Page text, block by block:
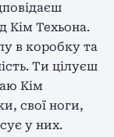
Кім Техьона.
в коробку та
Ти цілуєш
Кім
свої ноги,
у них.